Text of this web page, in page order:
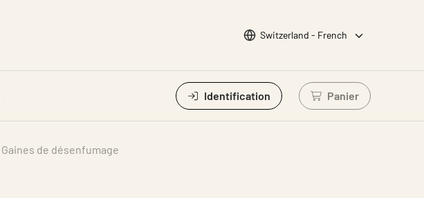
Choisir la langue
Switzerland - French
Identification Panier
Connectez-vous
Gaines de désenfumage